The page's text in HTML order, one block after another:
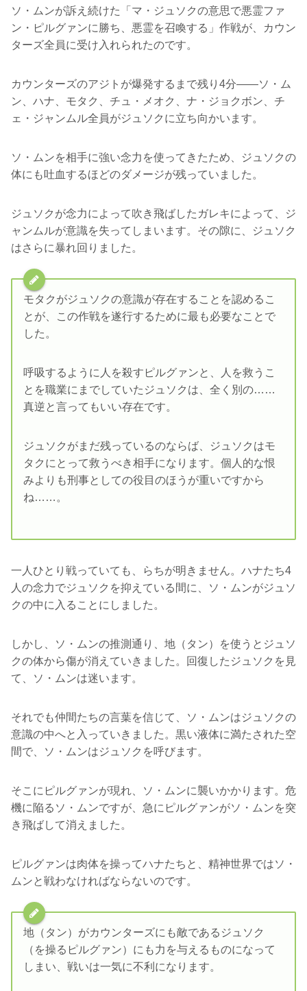
ソ・ムンが訴え続けた「マ・ジュソクの意思で悪霊ファ
ン・ピルグァンに勝ち、悪霊を召喚する」作戦が、カウン
ターズ全員に受け入れられたのです。
カウンターズのアジトが爆発するまで残り4分――ソ・ム
ン、ハナ、モタク、チュ・メオク、ナ・ジョクボン、チ
ェ・ジャンムル全員がジュソクに立ち向かいます。
ソ・ムンを相手に強い念力を使ってきたため、ジュソクの
体にも吐血するほどのダメージが残っていました。
ジュソクが念力によって吹き飛ばしたガレキによって、ジ
ャンムルが意識を失ってしまいます。その隙に、ジュソク
はさらに暴れ回りました。
モタクがジュソクの意識が存在することを認めるこ
とが、この作戦を遂行するために最も必要なことで
した。
呼吸するように人を殺すピルグァンと、人を救うこ
とを職業にまでしていたジュソクは、全く別の……
真逆と言ってもいい存在です。
ジュソクがまだ残っているのならば、ジュソクはモ
タクにとって救うべき相手になります。個人的な恨
みよりも刑事としての役目のほうが重いですから
ね……。
一人ひとり戦っていても、らちが明きません。ハナたち4
人の念力でジュソクを抑えている間に、ソ・ムンがジュソ
クの中に入ることにしました。
しかし、ソ・ムンの推測通り、地（タン）を使うとジュソ
クの体から傷が消えていきました。回復したジュソクを見
て、ソ・ムンは迷います。
それでも仲間たちの言葉を信じて、ソ・ムンはジュソクの
意識の中へと入っていきました。黒い液体に満たされた空
間で、ソ・ムンはジュソクを呼びます。
そこにピルグァンが現れ、ソ・ムンに襲いかかります。危
機に陥るソ・ムンですが、急にピルグァンがソ・ムンを突
き飛ばして消えました。
ピルグァンは肉体を操ってハナたちと、精神世界ではソ・
ムンと戦わなければならないのです。
地（タン）がカウンターズにも敵であるジュソク
（を操るピルグァン）にも力を与えるものになって
しまい、戦いは一気に不利になります。